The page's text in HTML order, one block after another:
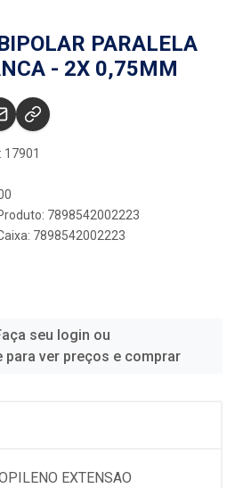
PARALELA
- 2X 0,75MM
17901
7898542002223
7898542002223
seu login ou
para ver preços e comprar
EXTENSAO